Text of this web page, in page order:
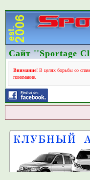
Сайт ''Sportage
Внимание!В целях борьбы со
понимание.